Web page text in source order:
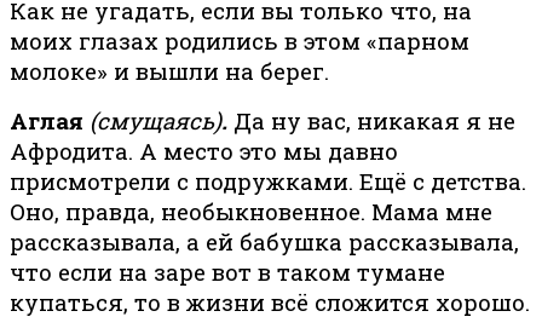
Как не угадать, если вы только что, на
моих глазах родились в этом «парном
молоке» и вышли на берег.
Аглая (смущаясь). Да ну вас, никакая я не
Афродита. А место это мы давно
присмотрели с подружками. Ещё с детства.
Оно, правда, необыкновенное. Мама мне
рассказывала, а ей бабушка рассказывала,
что если на заре вот в таком тумане
купаться, то в жизни всё сложится хорошо.